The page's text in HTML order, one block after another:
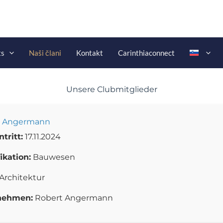
Naši člani Kontakt Carinthiaconnect
Unsere Clubmitglieder
Angermann
17.11.2024
Bauwesen
Robert Angermann